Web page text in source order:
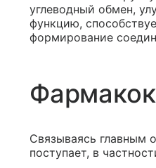
углеводный обмен,
функцию,
формирование
Связываясь главным
поступает, в